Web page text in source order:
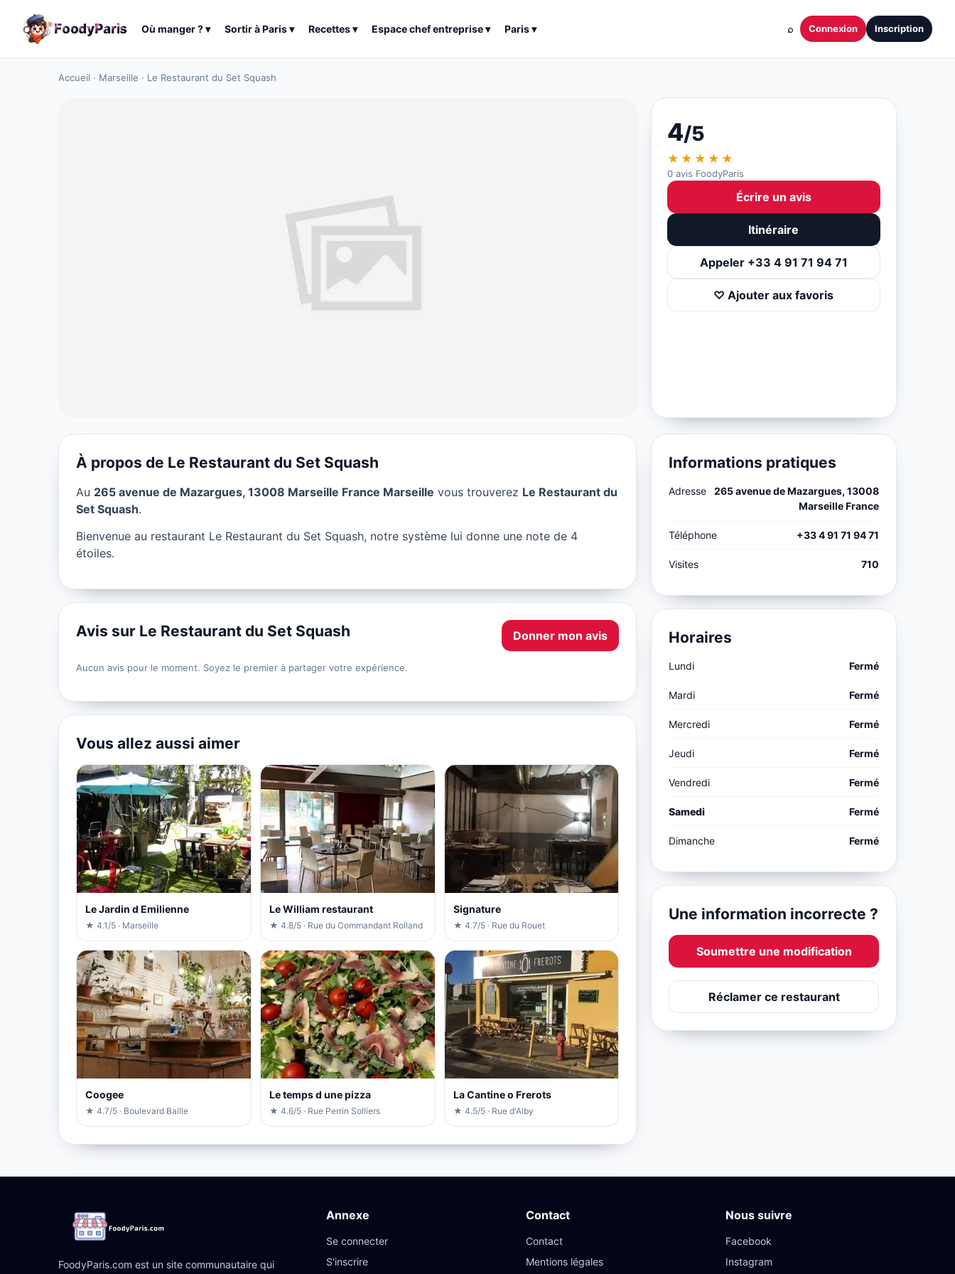
FoodyParis Où manger ?▾ Sortir àParis▾ Recettes▾ Espace chef entreprise▾ Paris▾ ⌕ Connexion Inscription
Accueil · Marseille · Le Restaurant du Set Squash
Le Restaurant du Set Squash à
Marseille
4/5
★★★★★
0 avis FoodyParis
Écrire un avis
Itinéraire
Appeler +33 4 91 71 94 71
♡ Ajouter aux favoris
À propos de Le Restaurant du Set Squash
Au 265 avenue de Mazargues, 13008 Marseille France Marseille vous trouverez Le Restaurant du
Set Squash.
Bienvenue au restaurant Le Restaurant du Set Squash, notre système lui donne une note de 4
étoiles.
Avis sur Le Restaurant du Set Squash Donner mon avis
Aucun avis pour le moment. Soyez le premier à partager votre expérience.
Vous allez aussi aimer
Le Jardin d Emilienne
★ 4.1/5 · Marseille
Le William restaurant
★ 4.8/5 · Rue du Commandant Rolland
Signature
★ 4.7/5 · Rue du Rouet
Coogee
★ 4.7/5 · Boulevard Baille
Le temps d une pizza
★ 4.6/5 · Rue Perrin Solliers
La Cantine o Frerots
★ 4.5/5 · Rue d'Alby
Informations pratiques
Adresse
265 avenue de Mazargues, 13008
Marseille France
Téléphone +33 4 91 71 94 71
Visites 710
Horaires
Lundi Fermé
Mardi Fermé
Mercredi Fermé
Jeudi Fermé
Vendredi Fermé
Samedi Fermé
Dimanche Fermé
Une information incorrecte ?
Soumettre une modification
Réclamer ce restaurant
FoodyParis.com est un site communautaire qui
Annexe
Se connecter
S'inscrire
Contact
Contact
Mentions légales
Nous suivre
Facebook
Instagram